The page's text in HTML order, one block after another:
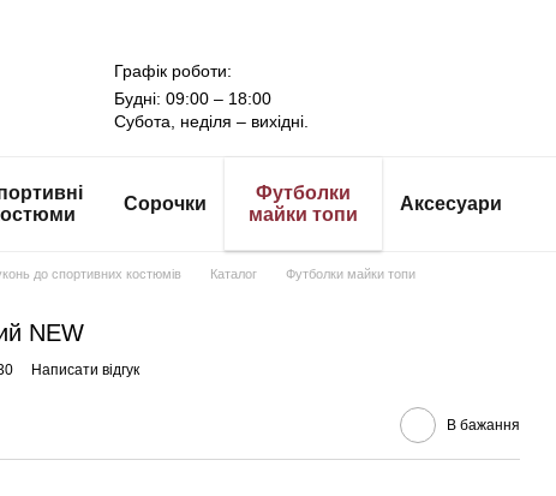
Графік роботи:
Будні: 09:00 – 18:00
Субота, неділя – вихідні.
Сорочки
Футболки
майки топи
Аксесуари
до спортивних костюмів Каталог
Футболки майки топи
NEW
Написати відгук
В бажання